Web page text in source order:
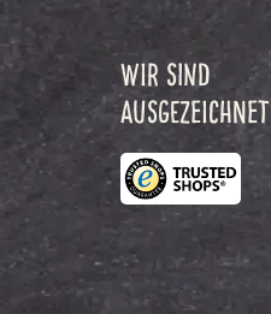
WIR SIND
AUSGEZEICHNET